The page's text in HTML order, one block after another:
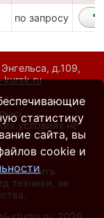
по запросу
д.109,
kursk.ru
условиях не
вносить
техники, не
статистику
сайта, вы
cookie и